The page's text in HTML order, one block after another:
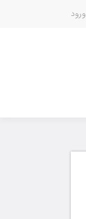
ورود